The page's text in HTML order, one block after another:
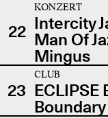
22
KONZERT
Intercity
Man Of
Mingus
23
CLUB
ECLIPSE